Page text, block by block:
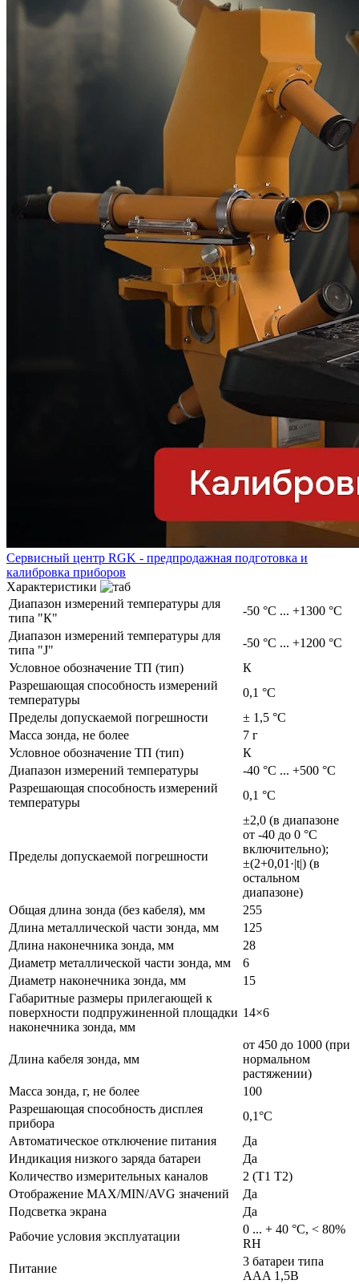
Сервисный центр RGK - предпродажная подготовка и
калибровка приборов
Характеристики
Диапазон измерений температуры для
типа "К"
-50 °С ... +1300 °С
Диапазон измерений температуры для
типа "J"
-50 °С ... +1200 °С
Условное обозначение ТП (тип)
К
Разрешающая способность измерений
температуры
0,1 °С
Пределы допускаемой погрешности
± 1,5 °C
Масса зонда, не более
7 г
Условное обозначение ТП (тип)
К
Диапазон измерений температуры
-40 °С ... +500 °С
Разрешающая способность измерений
температуры
0,1 °С
Пределы допускаемой погрешности
±2,0 (в диапазоне
от -40 до 0 °С
включительно);
±(2+0,01·|t|) (в
остальном
диапазоне)
Общая длина зонда (без кабеля), мм
255
Длина металлической части зонда, мм
125
Длина наконечника зонда, мм
28
Диаметр металлической части зонда, мм
6
Диаметр наконечника зонда, мм
15
Габаритные размеры прилегающей к
поверхности подпружиненной площадки
наконечника зонда, мм
14×6
Длина кабеля зонда, мм
от 450 до 1000 (при
нормальном
растяжении)
Масса зонда, г, не более
100
Разрешающая способность дисплея
прибора
0,1°С
Автоматическое отключение питания
Да
Индикация низкого заряда батареи
Да
Количество измерительных каналов
2 (T1 T2)
Отображение MAX/MIN/AVG значений
Да
Подсветка экрана
Да
Рабочие условия эксплуатации
0 ... + 40 °C, < 80%
RH
Питание
3 батареи типа
AAA 1,5В